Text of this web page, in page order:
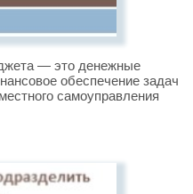
— это денежные
обеспечение задач
самоуправления